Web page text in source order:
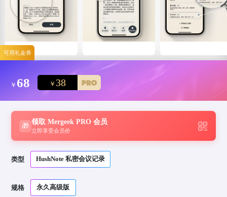
可用礼金券
￥ 68 ￥ 38
🎁
领取 Mergeek PRO 会员
立即享受会员价
类型 HushNote 私密会议记录
规格 永久高级版